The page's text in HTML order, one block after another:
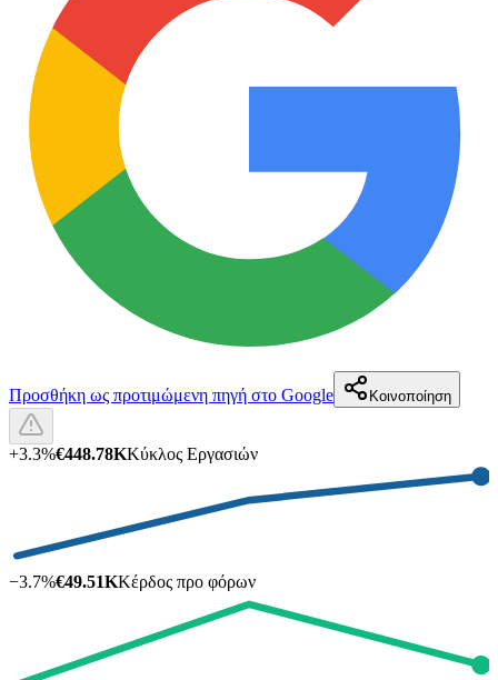
Προσθήκη ως προτιμώμενη πηγή στο Google Κοινοποίηση
+3.3%€448.78KΚύκλος Εργασιών
−3.7%€49.51KΚέρδος προ φόρων